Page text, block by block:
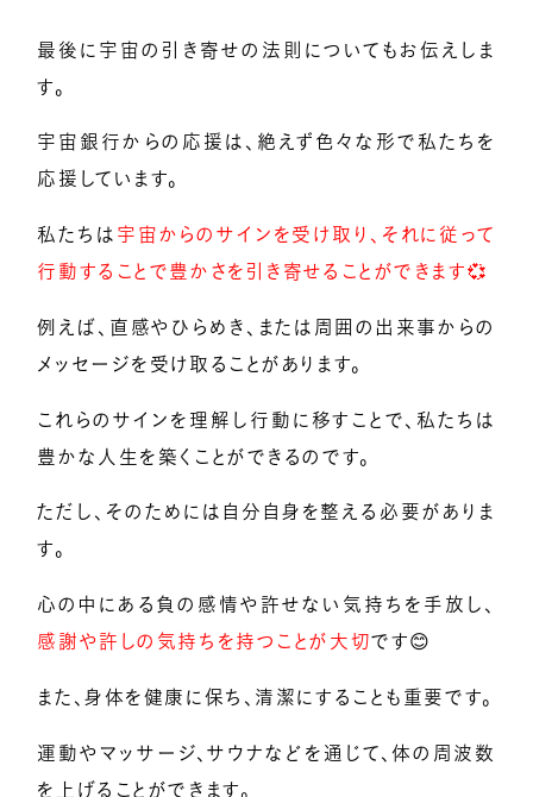
最後に宇宙の引き寄せの法則についてもお伝えしま
す。
宇宙銀行からの応援は、絶えず色々な形で私たちを
応援しています。
私たちは 宇宙からのサインを受け取り、それに従って
行動することで豊かさを引き寄せることができます💞
例えば、直感やひらめき、または周囲の出来事からの
メッセージを受け取ることがあります。
これらのサインを理解し行動に移すことで、私たちは
豊かな人生を築くことができるのです。
ただし、そのためには自分自身を整える必要がありま
す。
心の中にある負の感情や許せない気持ちを手放し、
感謝や許しの気持ちを持つことが大切です😊
また、身体を健康に保ち、清潔にすることも重要です。
運動やマッサージ、サウナなどを通じて、体の周波数
を上げることができます。